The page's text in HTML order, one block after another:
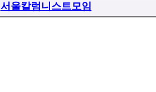
서울칼럼니스트모임